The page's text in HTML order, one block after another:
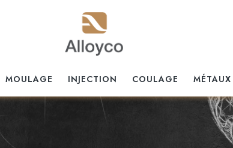
MOULAGE INJECTION COULAGE MÉTAUX